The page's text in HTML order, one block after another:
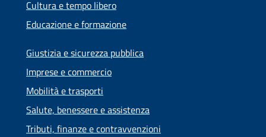
Cultura e tempo libero
Educazione e formazione
Giustizia e sicurezza pubblica
Imprese e commercio
Mobilità e trasporti
Salute, benessere e assistenza
Tributi, finanze e contravvenzioni